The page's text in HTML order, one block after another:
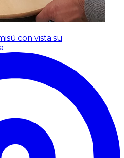
con vista su